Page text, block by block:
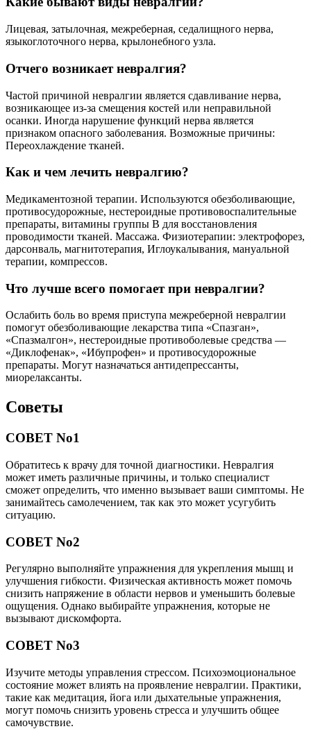
Лицевая, затылочная, межреберная, седалищного нерва,
языкоглоточного нерва, крылонебного узла.
Отчего возникает невралгия?
Частой причиной невралгии является сдавливание нерва,
возникающее из-за смещения костей или неправильной
осанки. Иногда нарушение функций нерва является
признаком опасного заболевания. Возможные причины:
Переохлаждение тканей.
Как и чем лечить невралгию?
Медикаментозной терапии. Используются обезболивающие,
противосудорожные, нестероидные противовоспалительные
препараты, витамины группы В для восстановления
проводимости тканей. Массажа. Физиотерапии: электрофорез,
дарсонваль, магнитотерапия, Иглоукалывания, мануальной
терапии, компрессов.
Что лучше всего помогает при невралгии?
Ослабить боль во время приступа межреберной невралгии
помогут обезболивающие лекарства типа «Спазган»,
«Спазмалгон», нестероидные противоболевые средства ―
«Диклофенак», «Ибупрофен» и противосудорожные
препараты. Могут назначаться антидепрессанты,
миорелаксанты.
Советы
СОВЕТ No1
Обратитесь к врачу для точной диагностики. Невралгия
может иметь различные причины, и только специалист
сможет определить, что именно вызывает ваши симптомы. Не
занимайтесь самолечением, так как это может усугубить
ситуацию.
СОВЕТ No2
Регулярно выполняйте упражнения для укрепления мышц и
улучшения гибкости. Физическая активность может помочь
снизить напряжение в области нервов и уменьшить болевые
ощущения. Однако выбирайте упражнения, которые не
вызывают дискомфорта.
СОВЕТ No3
Изучите методы управления стрессом. Психоэмоциональное
состояние может влиять на проявление невралгии. Практики,
такие как медитация, йога или дыхательные упражнения,
могут помочь снизить уровень стресса и улучшить общее
самочувствие.